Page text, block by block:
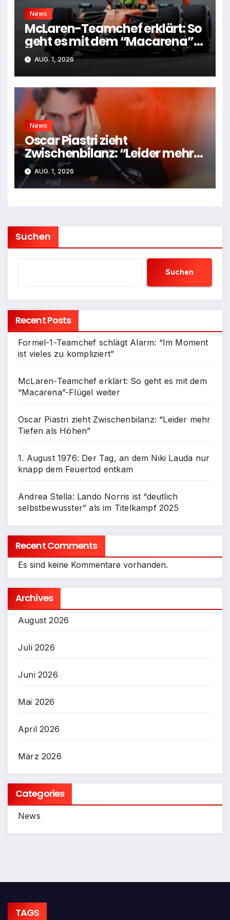
News
McLaren-Teamchef erklärt: So
geht es mit dem “Macarena”-
Flügel weiter
AUG. 1, 2026
News
Oscar Piastri zieht
Zwischenbilanz: “Leider mehr
Tiefen als Höhen”
AUG. 1, 2026
Suchen
Suchen
Recent Posts
Formel-1-Teamchef schlägt Alarm: “Im Moment
ist vieles zu kompliziert”
McLaren-Teamchef erklärt: So geht es mit dem
“Macarena”-Flügel weiter
Oscar Piastri zieht Zwischenbilanz: “Leider mehr
Tiefen als Höhen”
1. August 1976: Der Tag, an dem Niki Lauda nur
knapp dem Feuertod entkam
Andrea Stella: Lando Norris ist “deutlich
selbstbewusster” als im Titelkampf 2025
Recent Comments
Es sind keine Kommentare vorhanden.
Archives
August 2026
Juli 2026
Juni 2026
Mai 2026
April 2026
März 2026
Categories
News
TAGS